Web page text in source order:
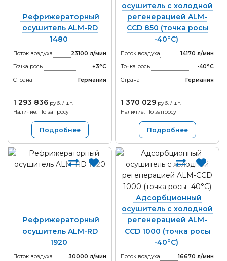
Рефрижераторный
осушитель ALM-RD
1480
Поток воздуха
23100 л/мин
Точка росы
+3°С
Страна
Германия
1 293 836 руб. / шт.
Наличие: По запросу
Подробнее
осушитель с холодной
регенерацией ALM-
CCD 850 (точка росы
-40°С)
Поток воздуха
14170 л/мин
Точка росы
-40°С
Страна
Германия
1 370 029 руб. / шт.
Наличие: По запросу
Подробнее
Рефрижераторный
осушитель ALM-RD
1920
Поток воздуха
30000 л/мин
Адсорбционный
осушитель с холодной
регенерацией ALM-
CCD 1000 (точка росы
-40°С)
Поток воздуха
16670 л/мин